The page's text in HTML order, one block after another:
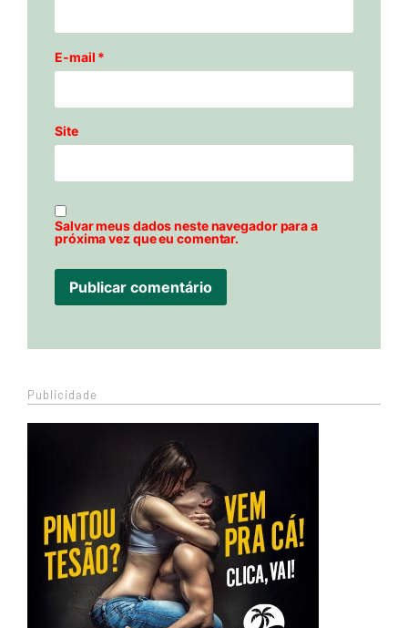
E-mail *
Site
Salvar meus dados neste navegador para a
próxima vez que eu comentar.
Publicidade